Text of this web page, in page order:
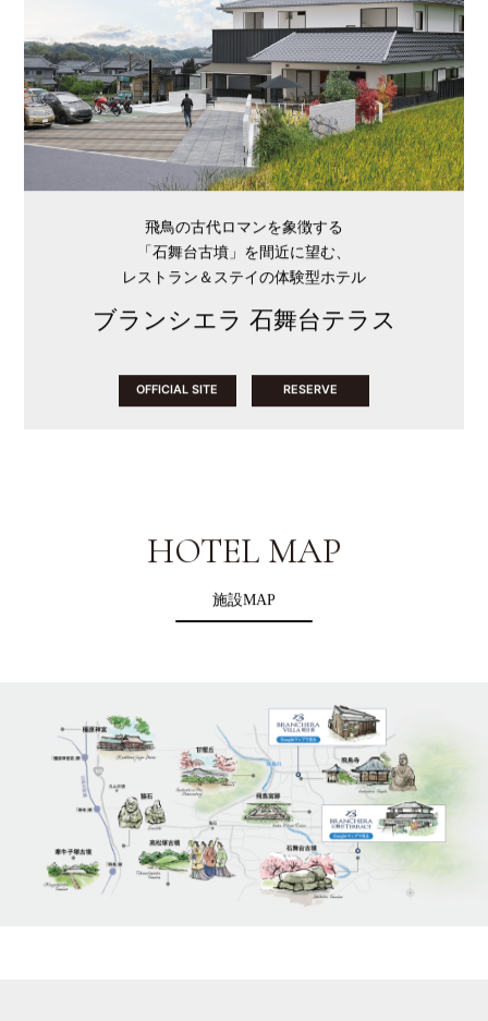
飛鳥の古代ロマンを象徴する
「石舞台古墳」を間近に望む、
レストラン＆ステイの体験型ホテル
ブランシエラ 石舞台テラス
OFFICIAL SITE RESERVE
HOTEL MAP
施設MAP